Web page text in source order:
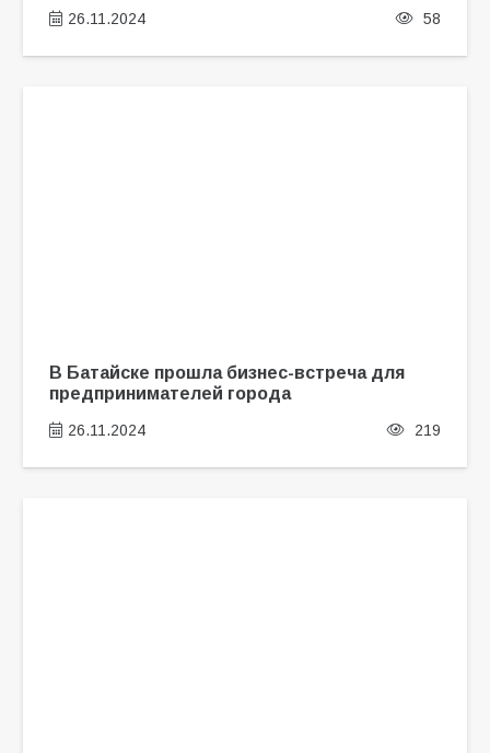
26.11.2024 58
В Батайске прошла бизнес-встреча для
предпринимателей города
26.11.2024 219